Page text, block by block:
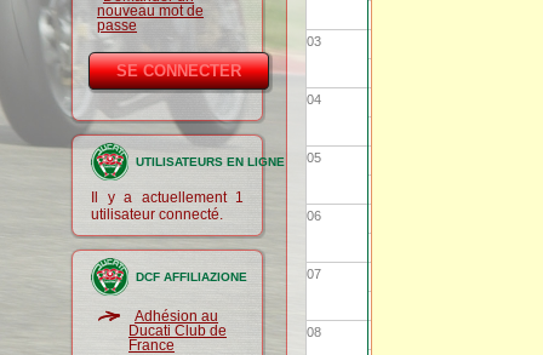
nouveau mot de
passe
UTILISATEURS EN LIGNE
Il y a actuellement 1
utilisateur connecté.
DCF AFFILIAZIONE
Adhésion au
Ducati Club de
France
03
04
05
06
07
08